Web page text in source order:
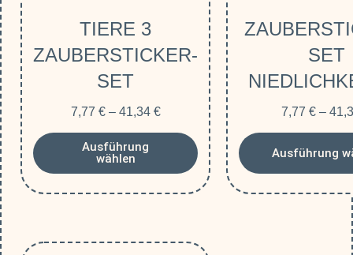
TIERE 3
ZAUBERSTICKER-
SET
7,77 € – 41,34 €
Ausführung
wählen
SET
7,77 € –
Ausführung